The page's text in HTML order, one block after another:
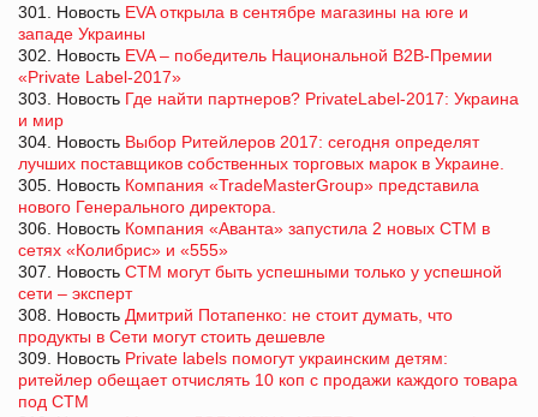
301. Новость EVA открыла в сентябре магазины на юге и
западе Украины
302. Новость EVA – победитель Национальной В2В-Премии
«Private Label-2017»
303. Новость Где найти партнеров? PrivateLabel-2017: Украина
и мир
304. Новость Выбор Ритейлеров 2017: сегодня определят
лучших поставщиков собственных торговых марок в Украине.
305. Новость Компания «TradeMasterGroup» представила
нового Генерального директора.
306. Новость Компания «Аванта» запустила 2 новых СТМ в
сетях «Колибрис» и «555»
307. Новость СТМ могут быть успешными только у успешной
сети – эксперт
308. Новость Дмитрий Потапенко: не стоит думать, что
продукты в Сети могут стоить дешевле
309. Новость Private labels помогут украинским детям:
ритейлер обещает отчислять 10 коп с продажи каждого товара
под СТМ